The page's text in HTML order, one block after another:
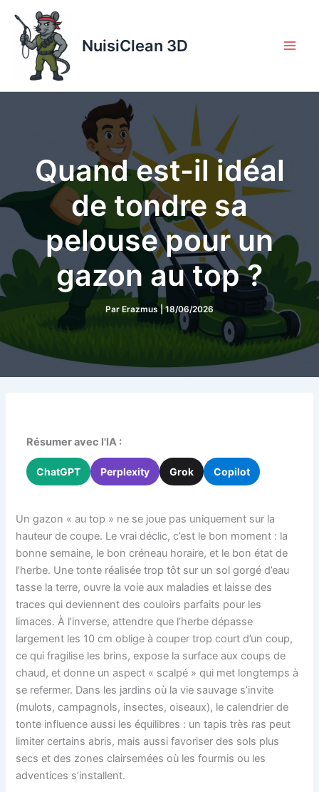
contenu
NuisiClean 3D
Quand est-il idéal
de tondre sa
pelouse pour un
gazon au top ?
Par Erazmus|18/06/2026
Résumer avec l'IA :
ChatGPT Perplexity Grok Copilot
Un gazon « au top » ne se joue pas uniquement sur la
hauteur de coupe. Le vrai déclic, c’est le bon moment : la
bonne semaine, le bon créneau horaire, et le bon état de
l’herbe. Une tonte réalisée trop tôt sur un sol gorgé d’eau
tasse la terre, ouvre la voie aux maladies et laisse des
traces qui deviennent des couloirs parfaits pour les
limaces. À l’inverse, attendre que l’herbe dépasse
largement les 10 cm oblige à couper trop court d’un coup,
ce qui fragilise les brins, expose la surface aux coups de
chaud, et donne un aspect « scalpé » qui met longtemps à
se refermer. Dans les jardins où la vie sauvage s’invite
(mulots, campagnols, insectes, oiseaux), le calendrier de
tonte influence aussi les équilibres : un tapis très ras peut
limiter certains abris, mais aussi favoriser des sols plus
secs et des zones clairsemées où les fourmis ou les
adventices s’installent.